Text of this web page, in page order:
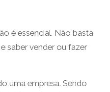
é essencial. Não basta
saber vender ou fazer
uma empresa. Sendo